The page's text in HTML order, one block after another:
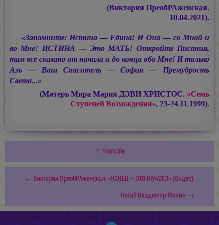
(Виктория ПреобРАженская.
10.04.2021).
«Запомните: Истина — Едина! И Она — со Мной и
во Мне! ИСТИНА — Это МАТЬ! Откройте Писания,
там всё сказано от начала и до конца обо Мне! И только
Азъ — Ваш Спаситель — София — Премудрость
Света...»
(Матерь МираМария ДЭВИ ХРИСТОС. «Семь
Ступеней Возхождения», 23-24.11.1999).
↑ Новости
← Виктория ПреобРАженская. «КОНЕЦ — ЭТО НАЧАЛО!» (Видео)
Погиб Владимир Филин →